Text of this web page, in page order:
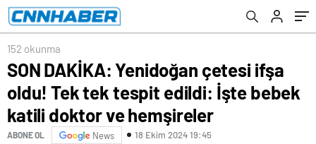
ve hemşireler
152 okunma
SON DAKİKA: Yenidoğan çetesi ifşa
oldu! Tek tek tespit edildi: İşte bebek
katili doktor ve hemşireler
ABONE OL News 18 Ekim 2024 19:45